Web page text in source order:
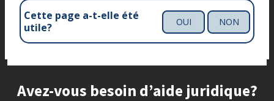
Cette page a-t-elle été
utile?
OUI NON
Site footer
Avez-vous besoin d’aide juridique?